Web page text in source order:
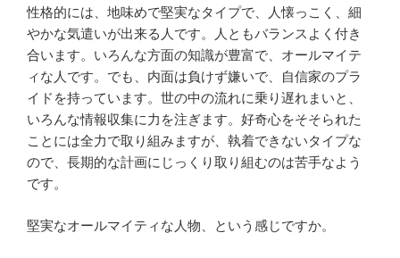
性格的には、地味めで堅実なタイプで、人懐っこく、細
やかな気遣いが出来る人です。人ともバランスよく付き
合います。いろんな方面の知識が豊富で、オールマイテ
ィな人です。でも、内面は負けず嫌いで、自信家のプラ
イドを持っています。世の中の流れに乗り遅れまいと、
いろんな情報収集に力を注ぎます。好奇心をそそられた
ことには全力で取り組みますが、執着できないタイプな
ので、長期的な計画にじっくり取り組むのは苦手なよう
です。
堅実なオールマイティな人物、という感じですか。